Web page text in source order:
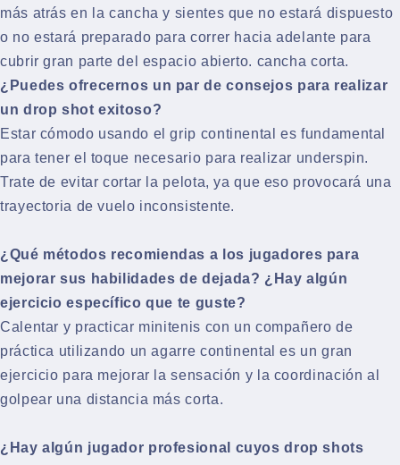
más atrás en la cancha y sientes que no estará dispuesto
o no estará preparado para correr hacia adelante para
cubrir gran parte del espacio abierto. cancha corta.
¿Puedes ofrecernos un par de consejos para realizar
un drop shot exitoso?
Estar cómodo usando el grip continental es fundamental
para tener el toque necesario para realizar underspin.
Trate de evitar cortar la pelota, ya que eso provocará una
trayectoria de vuelo inconsistente.
¿Qué métodos recomiendas a los jugadores para
mejorar sus habilidades de dejada? ¿Hay algún
ejercicio específico que te guste?
Calentar y practicar minitenis con un compañero de
práctica utilizando un agarre continental es un gran
ejercicio para mejorar la sensación y la coordinación al
golpear una distancia más corta.
¿Hay algún jugador profesional cuyos drop shots